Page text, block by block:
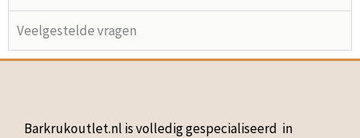
Veelgestelde vragen
Barkrukoutlet.nl is volledig gespecialiseerd in